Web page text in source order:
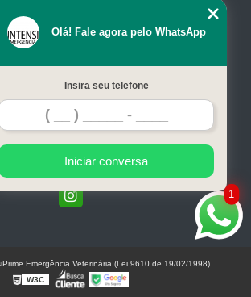
Contato
Mapa do site
1
Olá! Fale agora pelo WhatsApp
Insira seu telefone
Iniciar conversa
Emergência Veterinária (Lei 9610 de 19/02/1998)
W3C